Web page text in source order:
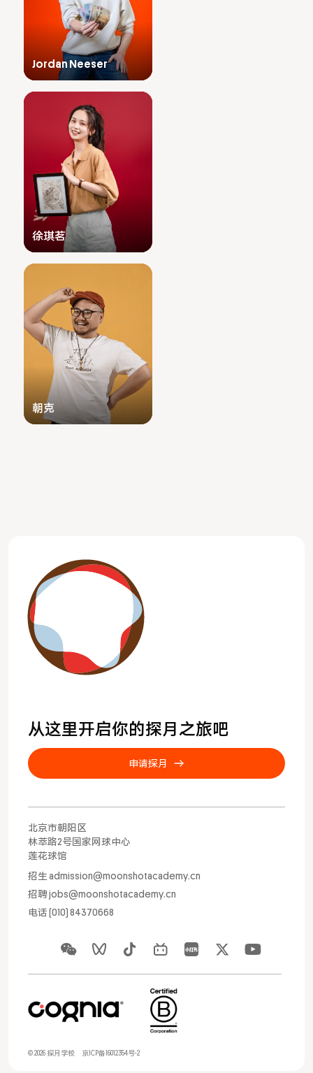
申请探月
Jordan Neeser
徐琪茗
朝克
从这里开启你的探月之旅吧
申请探月
北京市朝阳区
林萃路2号国家网球中心
莲花球馆
招生 admission@moonshotacademy.cn
招聘 jobs@moonshotacademy.cn
电话 (010) 84370668
© 2026 探月学校 京ICP备16012354号-2